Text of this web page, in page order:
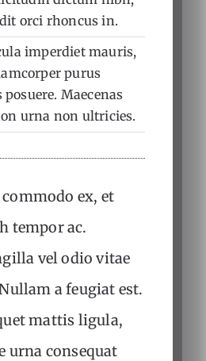
orci rhoncus in.
imperdiet mauris,
purus
Maecenas
urna non ultricies.
ex, et
tempor ac.
vel odio vitae
a feugiat est.
mattis ligula,
urna consequat